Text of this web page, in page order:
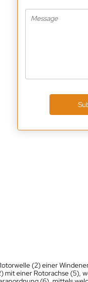
(2) einer
einer Rotorachse (5),